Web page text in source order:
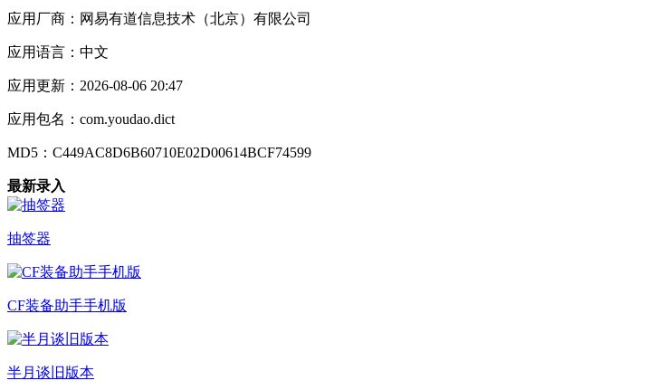
应用厂商： 网易有道信息技术（北京）有限公司
应用语言： 中文
应用更新： 2026-08-06 20:47
应用包名： com.youdao.dict
MD5： C449AC8D6B60710E02D00614BCF74599
最新录入
抽签器
CF装备助手手机版
半月谈旧版本